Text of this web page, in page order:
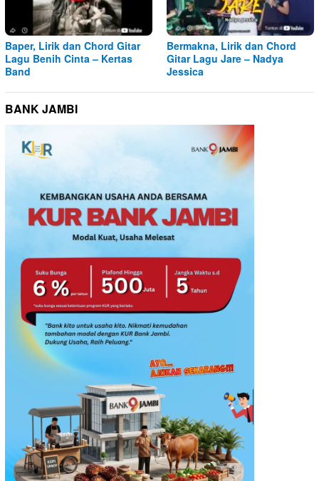
Baper, Lirik dan Chord Gitar
Lagu Benih Cinta – Kertas
Band
Bermakna, Lirik dan Chord
Gitar Lagu Jare – Nadya
Jessica
BANK JAMBI